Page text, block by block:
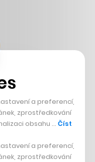
a preferencí,
zprostředkování
obsahu … Číst
a preferencí,
zprostředkování